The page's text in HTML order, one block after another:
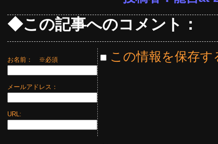
◆この記事へのコメント：
お名前： ※必須
メールアドレス：
URL:
この情報を保存す